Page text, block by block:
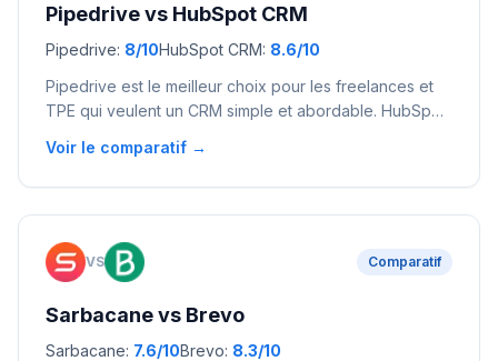
Pipedrivevs HubSpot CRM
Pipedrive: 8/10HubSpot CRM: 8.6/10
Pipedrive est le meilleur choix pour les freelances et
TPE qui veulent un CRM simple et abordable. HubSpot
écosystème marketing complet avec un CRM gratuit.
Voir le comparatif →
VS Comparatif
Sarbacanevs Brevo
Sarbacane: 7.6/10Brevo: 8.3/10